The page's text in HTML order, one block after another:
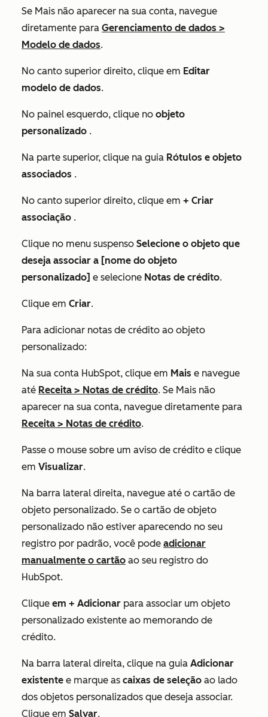
Se Mais não aparecer na sua conta, navegue
diretamente para Gerenciamento de dados >
Modelo de dados.
No canto superior direito, clique em Editar
modelo de dados.
No painel esquerdo, clique no objeto
personalizado .
Na parte superior, clique na guia Rótulos e objeto
associados .
No canto superior direito, clique em + Criar
associação .
Clique no menu suspenso Selecione o objeto que
deseja associar a [nome do objeto
personalizado] e selecione Notas de crédito.
Clique em Criar.
Para adicionar notas de crédito ao objeto
personalizado:
Na sua conta HubSpot, clique em Mais e navegue
até Receita > Notas de crédito. Se Mais não
aparecer na sua conta, navegue diretamente para
Receita > Notas de crédito.
Passe o mouse sobre um aviso de crédito e clique
em Visualizar.
Na barra lateral direita, navegue até o cartão de
objeto personalizado. Se o cartão de objeto
personalizado não estiver aparecendo no seu
registro por padrão, você pode adicionar
manualmente o cartão ao seu registro do
HubSpot.
Clique em + Adicionar para associar um objeto
personalizado existente ao memorando de
crédito.
Na barra lateral direita, clique na guia Adicionar
existente e marque as caixas de seleção ao lado
dos objetos personalizados que deseja associar.
Clique em Salvar.